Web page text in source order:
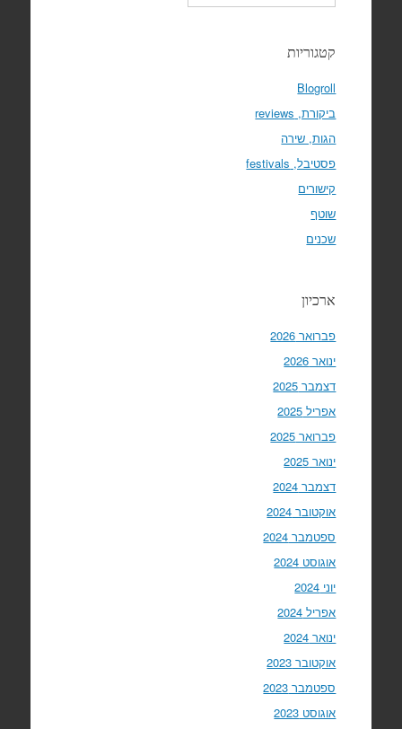
קטגוריות
Blogroll
ביקורת, reviews
הגות, שירה
פסטיבל, festivals
קישורים
שוטף
שכנים
ארכיון
פברואר 2026
ינואר 2026
דצמבר 2025
אפריל 2025
פברואר 2025
ינואר 2025
דצמבר 2024
אוקטובר 2024
ספטמבר 2024
אוגוסט 2024
יוני 2024
אפריל 2024
ינואר 2024
אוקטובר 2023
ספטמבר 2023
אוגוסט 2023